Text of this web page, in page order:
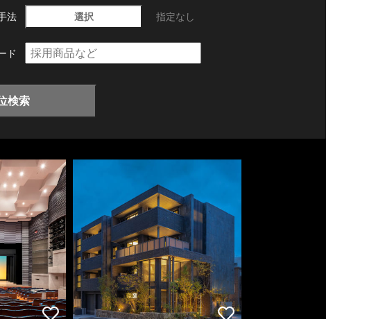
法 選択 指定なし
ド
検索